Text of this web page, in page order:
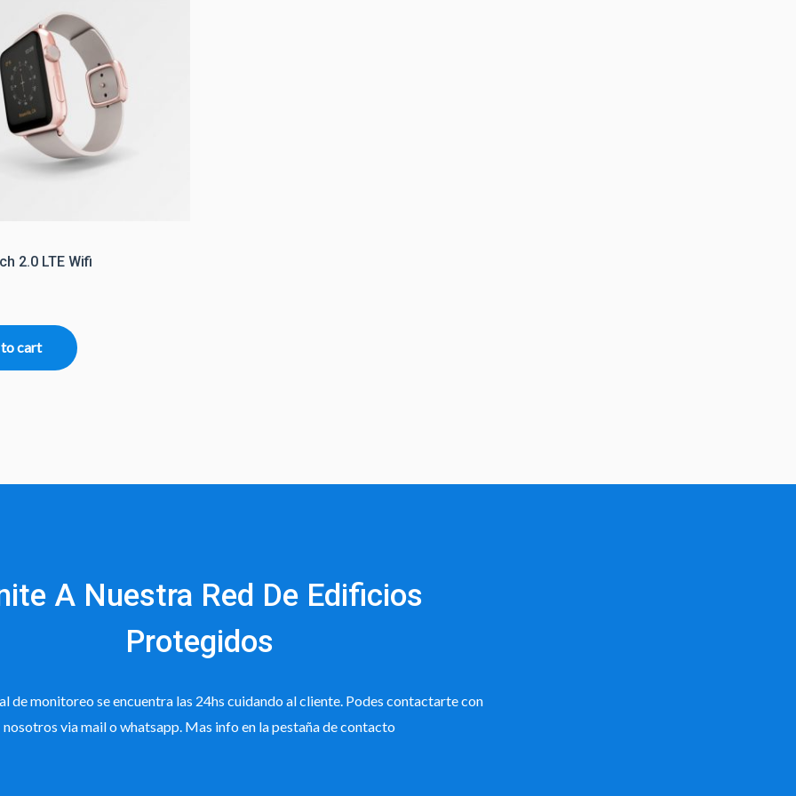
2.0 LTE Wifi
cart
A Nuestra Red De Edificios
Protegidos
de monitoreo se encuentra las 24hs cuidando al cliente. Podes contactarte con
nosotros via mail o whatsapp. Mas info en la pestaña de contacto